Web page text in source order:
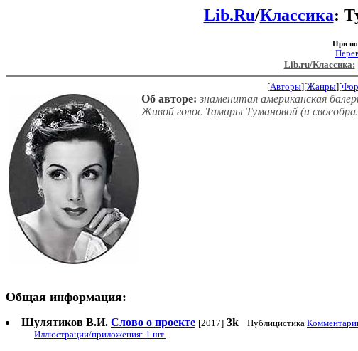
Lib.Ru/Классика:
При
Lib.ru/Классика:
[Авторы][Жанры][
Об авторе: знаменитая американская
Живой голос Тамары Тумановой (и
Общая информация:
Шулятиков В.И. Слово о проекте [2017] 3k Публицистика
Иллюстрации/приложения: 1 шт.